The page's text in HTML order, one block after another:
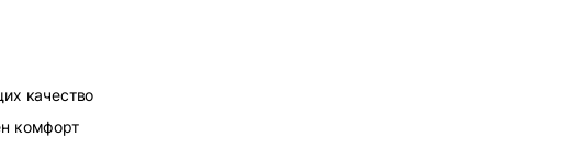
качество
комфорт